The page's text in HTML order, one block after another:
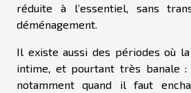
réduite à l’essentiel, sans
déménagement.
Il existe aussi des périodes où
intime, et pourtant très banale :
notamment quand il faut